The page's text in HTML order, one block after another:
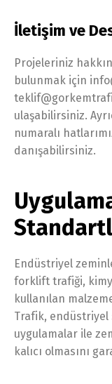
İletişim ve
Projeleriniz
bulunmak için
ulaşabilirsiniz.
numaralı
danışabilirsiniz.
Endüstriyel
forklift trafiği,
kullanılan
Trafik, endüstriyel
uygulamalar ile
kalıcı olmasını